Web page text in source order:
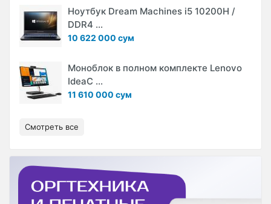
Ноутбук Dream Machines i5 10200H /
DDR4 ...
10 622 000 сум
Моноблок в полном комплекте Lenovo
IdeaC ...
11 610 000 сум
Смотреть все